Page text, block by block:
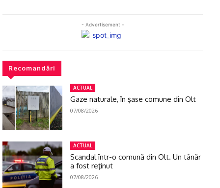
- Advertisement -
Recomandări
ACTUAL
Gaze naturale, în şase comune din Olt
07/08/2026
ACTUAL
Scandal într-o comună din Olt. Un tânăr
a fost reţinut
07/08/2026